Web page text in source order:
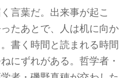
言葉だ。出来事が起こ
たあとで、人は机に向か
書く時間と読まれる時間
にずれがある。哲学者・